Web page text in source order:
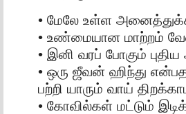
• மேலே உள்ள
• உண்மையான மாற்றம்
• இனி வரப் போகும்
• ஒரு ஜீவன் ஹிந்து
பற்றி யாரும் வாய்
• கோவில்கள் மட்டும்